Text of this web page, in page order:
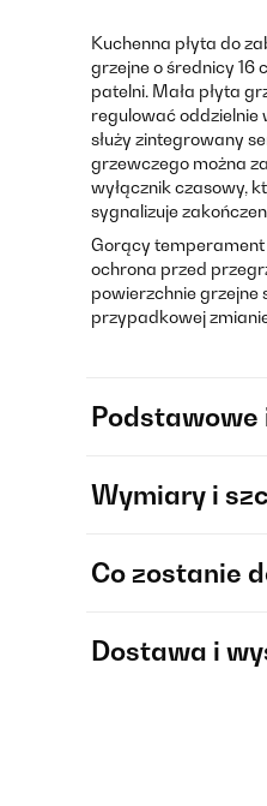
Kuchenna płyta do
grzejne o średnicy
patelni. Mała płyta
regulować oddzielnie
służy zintegrowany
grzewczego można
wyłącznik czasowy,
sygnalizuje
Gorący temperament
ochrona przed
powierzchnie grzejne
przypadkowej
Wymiary i
Co zostanie
Dostawa i